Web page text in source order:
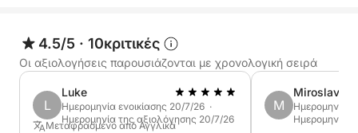
4.5/5 · 10κριτικές
Οι αξιολογήσεις παρουσιάζονται με χρονολογική σειρά
L
Luke
Ημερομηνία ενοικίασης 20/7/26 ·
Ημερομηνία της αξιολόγησης 20/7/26
Μεταφρασμένο από Αγγλικά
M
Miroslav
Ημερομηνία
Ημερομηνία